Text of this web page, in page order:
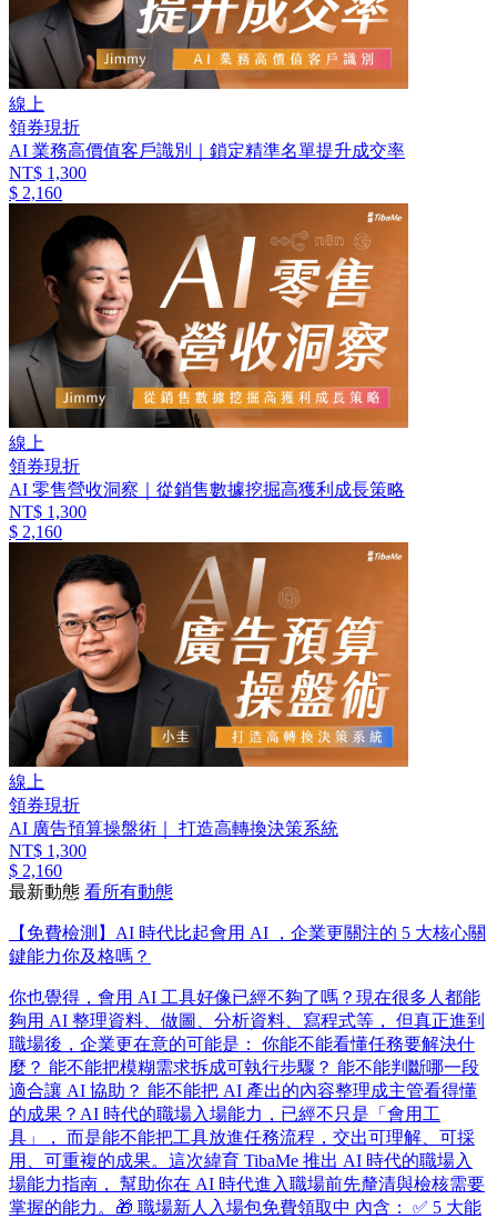
線上
領券現折
AI 業務高價值客戶識別｜鎖定精準名單提升成交率
NT$ 1,300
$ 2,160
線上
領券現折
AI 零售營收洞察｜從銷售數據挖掘高獲利成長策略
NT$ 1,300
$ 2,160
線上
領券現折
AI 廣告預算操盤術｜ 打造高轉換決策系統
NT$ 1,300
$ 2,160
最新動態 看所有動態
【免費檢測】AI 時代比起會用 AI ，企業更關注的 5 大核心關
鍵能力你及格嗎？
你也覺得，會用 AI 工具好像已經不夠了嗎？ ​ 現在很多人都能
夠用 AI 整理資料、做圖、分析資料、寫程式等， 但真正進到
職場後，企業更在意的可能是： 你能不能看懂任務要解決什
麼？ 能不能把模糊需求拆成可執行步驟？ 能不能判斷哪一段
適合讓 AI 協助？ 能不能把 AI 產出的內容整理成主管看得懂
的成果？ ​ AI 時代的職場入場能力，已經不只是「會用工
具」， 而是能不能把工具放進任務流程，交出可理解、可採
用、可重複的成果。 ​ 這次緯育 TibaMe 推出 AI 時代的職場入
場能力指南， 幫助你在 AI 時代進入職場前先釐清與檢核需要
掌握的能力。 ​ 🎁 職場新人入場包免費領取中 內含： ✅ 5 大能